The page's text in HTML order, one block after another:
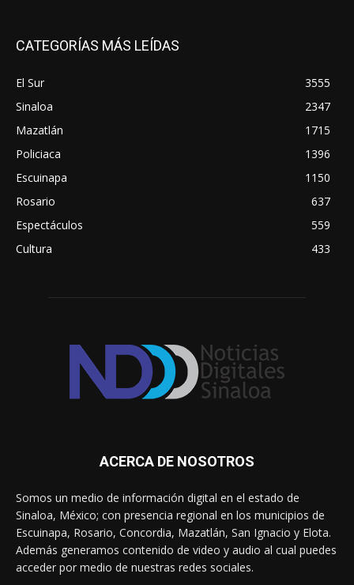
CATEGORÍAS MÁS LEÍDAS
El Sur
3555
Sinaloa
2347
Mazatlán
1715
Policiaca
1396
Escuinapa
1150
Rosario
637
Espectáculos
559
Cultura
433
ACERCA DE NOSOTROS
Somos un medio de información digital en el estado de
Sinaloa, México; con presencia regional en los municipios de
Escuinapa, Rosario, Concordia, Mazatlán, San Ignacio y Elota.
Además generamos contenido de video y audio al cual puedes
acceder por medio de nuestras redes sociales.